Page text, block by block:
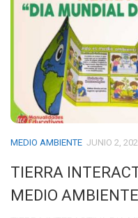
MEDIO AMBIENTE JUNIO 2,
TIERRA
MEDIO AMBIENTE